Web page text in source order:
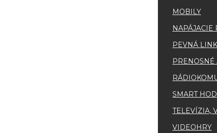
MOBILY
NAPÁJACIE
PEVNÁ
SMART
TELEVÍZIA,
VIDEOHRY